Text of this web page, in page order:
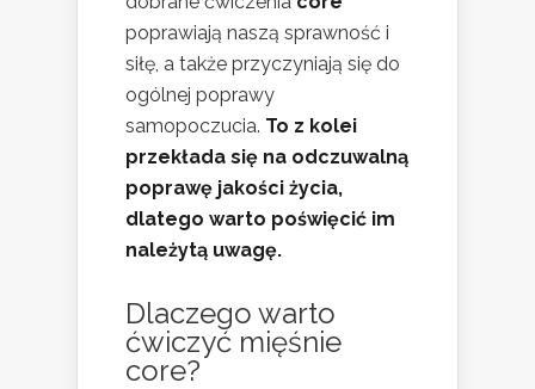
poprawiają naszą sprawność i
siłę, a także przyczyniają się do
ogólnej poprawy
samopoczucia. To z kolei
przekłada się na odczuwalną
poprawę jakości życia,
dlatego warto poświęcić im
należytą uwagę.
Dlaczego warto
ćwiczyć mięśnie
core?